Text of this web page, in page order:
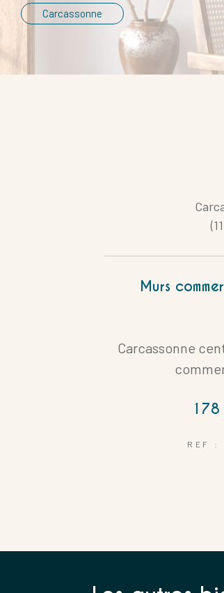
Carcassonne
Murs
Carcassonne
REF :